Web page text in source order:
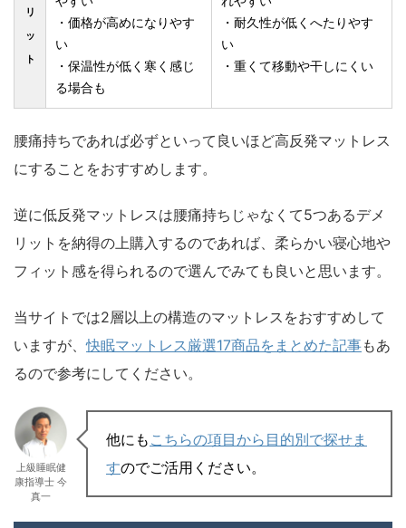
リ
ッ
ト
・価格が高めになりやす
い
・保温性が低く寒く感じ
る場合も
・耐久性が低くへたりやす
い
・重くて移動や干しにくい
腰痛持ちであれば必ずといって良いほど高反発マットレス
にすることをおすすめします。
逆に低反発マットレスは腰痛持ちじゃなくて5つあるデメ
リットを納得の上購入するのであれば、柔らかい寝心地や
フィット感を得られるので選んでみても良いと思います。
当サイトでは2層以上の構造のマットレスをおすすめして
いますが、快眠マットレス厳選17商品をまとめた記事もあ
るので参考にしてください。
上級睡眠健
康指導士 今
真一
他にも こちらの項目から目的別で探せま
すのでご活用ください。